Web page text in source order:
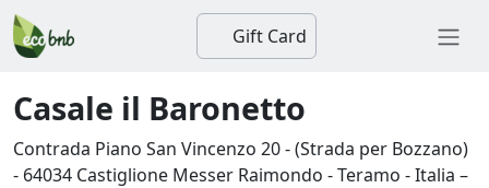
Gift Card
Casale il Baronetto
Contrada Piano San Vincenzo 20 - (Strada per Bozzano)
- 64034 Castiglione Messer Raimondo -Teramo -Italia –